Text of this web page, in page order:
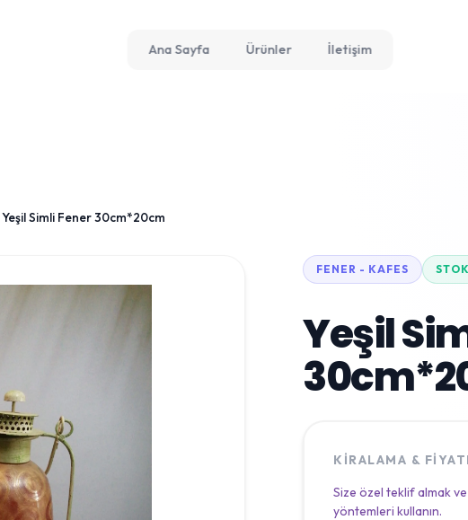
Ana Sayfa Ürünler İletişim
Yeşil Simli Fener 30cm*20cm
FENER - KAFES
Yeşil
KIRALAMA &
Size özel teklif almak
yöntemleri kullanın.